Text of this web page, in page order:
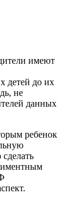
имеют
детей до их
не
данных
ребенок